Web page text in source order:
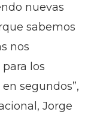
nuevas
sabemos
nos
los
segundos”,
Jorge